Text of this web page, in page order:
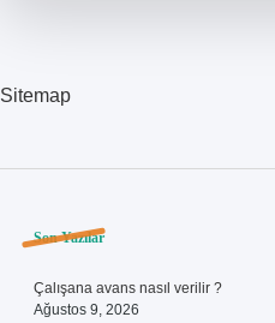
Sitemap
Sidebar
Son Yazılar
Çalışana avans nasıl verilir ?
Ağustos 9, 2026